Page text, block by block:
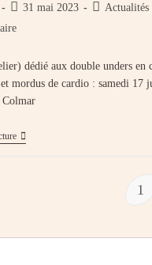
Publication
publiée :
31 mai 2023
PostActualités
dédié aux double unders en
mordus de cardio : samedi 17
Colmar
Double
1